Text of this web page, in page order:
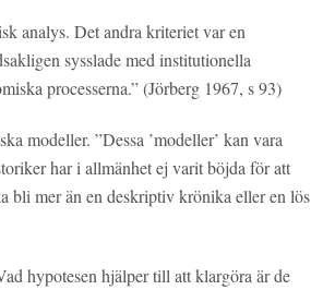
analys. Det andra kriteriet var en
sysslade med institutionella
processerna.” (Jörberg 1967, s 93)
modeller. ”Dessa ’modeller’ kan vara
har i allmänhet ej varit böjda för att
bli mer än en deskriptiv krönika eller en lös
hypotesen hjälper till att klargöra är de